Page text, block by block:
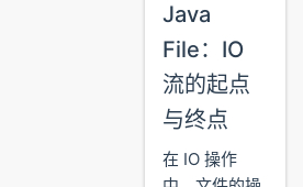
Java
File：IO
流的起点
与终点
在 IO 操作